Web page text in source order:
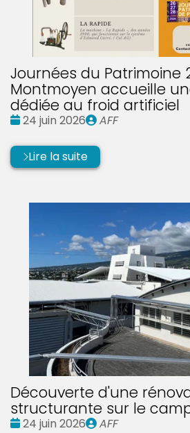
Journées du Patrimoine
Montmoyen accueille
dédiée au froid artificiel
Date
24 juin 2026
Publié
AFF
Lire la suite
Découverte d'une
structurante sur le
Date
24 juin 2026
Publié
AFF